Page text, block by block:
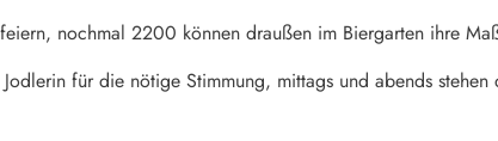
nochmal 2200 können draußen im Biergarten ihre
für die nötige Stimmung, mittags und abends